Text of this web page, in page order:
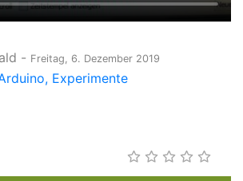
- Freitag, 6. Dezember 2019
Experimente